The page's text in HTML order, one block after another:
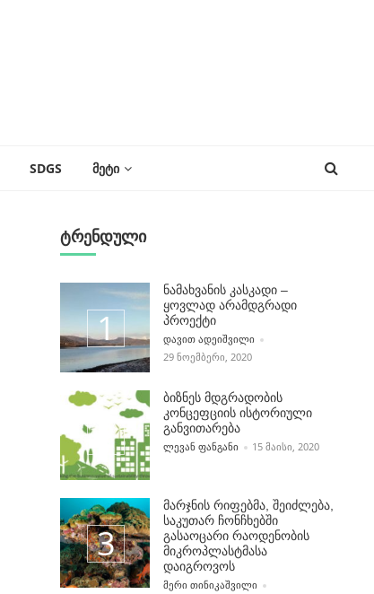
SDGS ᲛᲔᲢᲘ
ტრენდული
ნამახვანის კასკადი –
ყოვლად არამდგრადი
პროექტი
POSTED BY
ᲓᲐᲕᲘᲗ ᲐᲓᲔᲘᲨᲕᲘᲚᲘ
29 ᲜᲝᲔᲛᲑᲔᲠᲘ, 2020
ბიზნეს მდგრადობის
კონცეფციის ისტორიული
განვითარება
POSTED BY
ᲚᲔᲕᲐᲜ ᲤᲐᲜᲒᲐᲜᲘ 15 ᲛᲐᲘᲡᲘ, 2020
მარჯნის რიფებმა, შეიძლება,
საკუთარ ჩონჩხებში
გასაოცარი რაოდენობის
მიკროპლასტმასა
დაიგროვოს
POSTED BY
ᲛᲔᲠᲘ ᲗᲘᲜᲘᲙᲐᲨᲕᲘᲚᲘ